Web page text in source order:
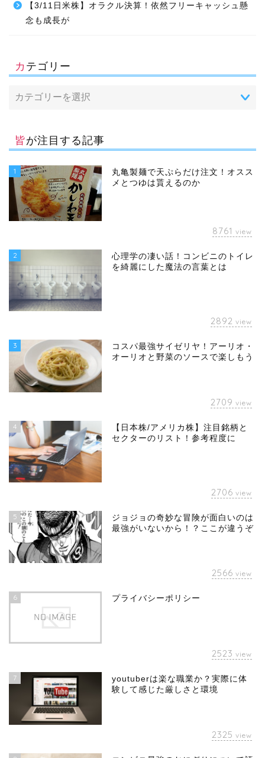
【3/11日米株】オラクル決算！依然フリーキャッシュ懸
念も成長が
カテゴリー
皆が注目する記事
1
丸亀製麺で天ぷらだけ注文！オスス
メとつゆは貰えるのか
8761 view
2
心理学の凄い話！コンビニのトイレ
を綺麗にした魔法の言葉とは
2892 view
3
コスパ最強サイゼリヤ！アーリオ・
オーリオと野菜のソースで楽しもう
2709 view
4
【日本株/アメリカ株】注目銘柄と
セクターのリスト！参考程度に
2706 view
5
ジョジョの奇妙な冒険が面白いのは
最強がいないから！？ここが違うぞ
2566 view
6 プライバシーポリシー
2523 view
7
youtuberは楽な職業か？実際に体
験して感じた厳しさと環境
2325 view